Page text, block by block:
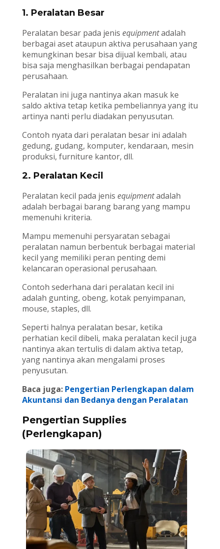
1. Peralatan Besar
Peralatan besar pada jenis equipmentadalah
berbagai aset ataupun aktiva perusahaan yang
kemungkinan besar bisa dijual kembali, atau
bisa saja menghasilkan berbagai pendapatan
perusahaan.
Peralatan ini juga nantinya akan masuk ke
saldo aktiva tetap ketika pembeliannya yang itu
artinya nanti perlu diadakan penyusutan.
Contoh nyata dari peralatan besar ini adalah
gedung, gudang, komputer, kendaraan, mesin
produksi, furniture kantor, dll.
2. Peralatan Kecil
Peralatan kecil pada jenis equipmentadalah
adalah berbagai barang barang yang mampu
memenuhi kriteria.
Mampu memenuhi persyaratan sebagai
peralatan namun berbentuk berbagai material
kecil yang memiliki peran penting demi
kelancaran operasional perusahaan.
Contoh sederhana dari peralatan kecil ini
adalah gunting, obeng, kotak penyimpanan,
mouse, staples, dll.
Seperti halnya peralatan besar, ketika
perhatian kecil dibeli, maka peralatan kecil juga
nantinya akan tertulis di dalam aktiva tetap,
yang nantinya akan mengalami proses
penyusutan.
Baca juga: Pengertian Perlengkapan dalam
Akuntansi dan Bedanya dengan Peralatan
Pengertian Supplies
(Perlengkapan)